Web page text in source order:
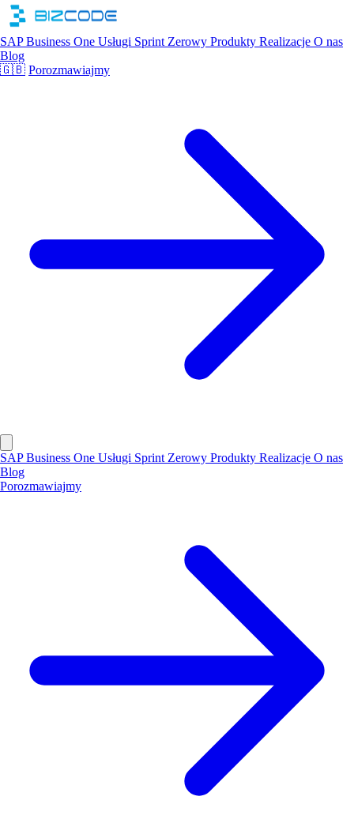
SAP Business One Usługi Sprint Zerowy Produkty Realizacje O nas
Blog
🇬🇧 Porozmawiajmy
SAP Business One Usługi Sprint Zerowy Produkty Realizacje O nas
Blog
Porozmawiajmy